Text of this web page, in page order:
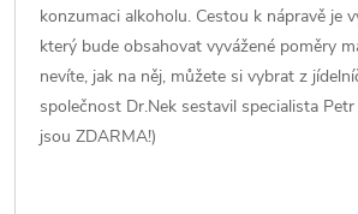
konzumaci alkoholu. Cestou k nápravě je
který bude obsahovat vyvážené poměry
nevíte, jak na něj, můžete si vybrat z
společnost Dr.Nek sestavil specialista
jsou ZDARMA!)